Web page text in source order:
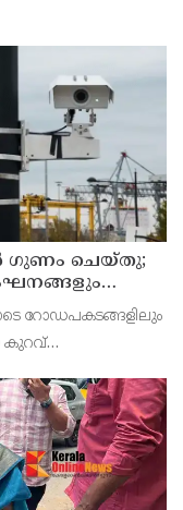
ഗുണം ചെയ്തു;
റോഡപകടങ്ങളിലും
കുറവ്
അബ്ദുല്‍റഹ്‌മാന്‍